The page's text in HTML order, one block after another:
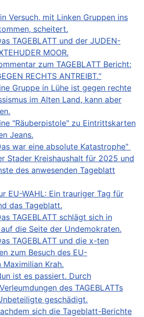
Versuch, mit Linken Gruppen ins
scheitert.
TAGEBLATT und der JUDEN-
MOOR.
zum TAGEBLATT Bericht:
RECHTS ANTREIBT.“
Gruppe in Lühe ist gegen rechte
im Alten Land, kann aber
"Räuberpistole" zu Eintrittskarten
Jeans.
war eine absolute Katastrophe"
Stader Kreishaushalt für 2025 und
des anwesenden Tageblatt
EU-WAHL: Ein trauriger Tag für
das Tageblatt.
TAGEBLATT schlägt sich in
die Seite der Undemokraten.
TAGEBLATT und die x-ten
zum Besuch des EU-
Krah.
ist es passiert. Durch
des TAGEBLATTs
geschädigt.
sich die Tageblatt-Berichte